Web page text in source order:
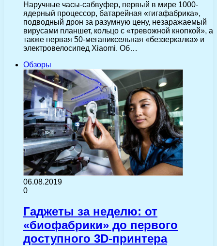
Наручные часы-сабвуфер, первый в мире 1000-
ядерный процессор, батарейная «гигафабрика»,
подводный дрон за разумную цену, незаражаемый
вирусами планшет, кольцо с «тревожной кнопкой», а
также первая 50-мегапиксельная «беззеркалка» и
электровелосипед Xiaomi. Об…
Обзоры
06.08.2019
0
Гаджеты за неделю: от
«биофабрики» до первого
доступного 3D-принтера